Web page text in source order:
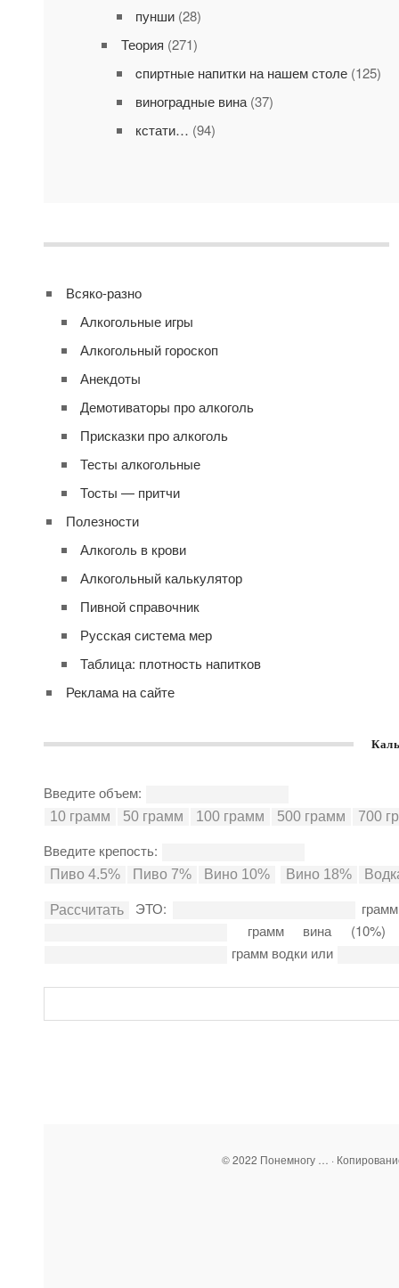
пунши(28)
Теория (271)
cпиртные напитки на нашем столе(125)
виноградные вина(37)
кстати… (94)
Всяко-разно
Алкогольные игры
Алкогольный гороскоп
Анекдоты
Демотиваторы про алкоголь
Присказки про алкоголь
Тесты алкогольные
Тосты — притчи
Полезности
Алкоголь в крови
Алкогольный калькулятор
Пивной справочник
Русская система мер
Таблица: плотность напитков
Реклама на сайте
Введите объем:
Введите крепость:
ЭТО:
грамм вина
грамм водки или
© 2022 Понемногу … ·